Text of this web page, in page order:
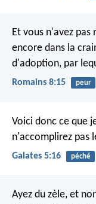
Et vous n'avez
encore dans la
d'adoption, par
Romains 8:15 peur
Voici donc ce que
n'accomplirez pas
Galates 5:16 péché
Ayez du zèle, et